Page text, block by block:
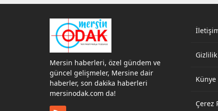
saatlerinde ayrıca verecek.
Büyükşehir Belediyesi’ne ulaşarak,
çalışanlar için de kurs talep eden
kadınların talebi kısa sürede yerine
getirildi....
Mersin haberleri, özel gündem ve
güncel gelişmeler, Mersine dair
haberler, son dakika haberleri
mersinodak.com da!
Gizlilik
Künye
Çerez